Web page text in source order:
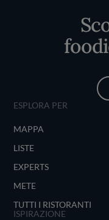
ESPLORA PER
MAPPA
LISTE
EXPERTS
METE
TUTTI I RISTORANTI
ISPIRAZIONE